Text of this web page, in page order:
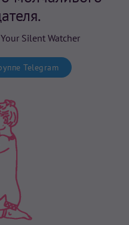
Silent Watcher
Telegram